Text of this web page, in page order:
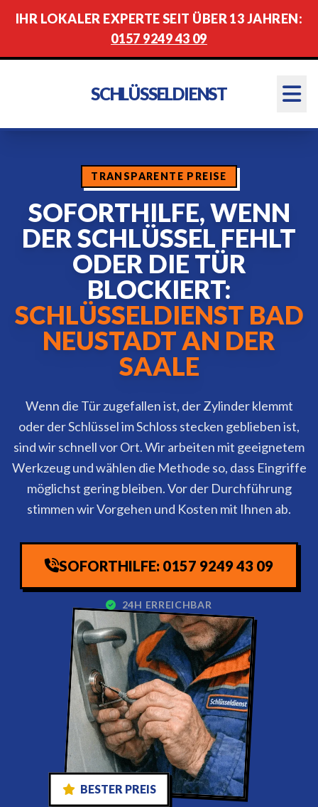
IHR LOKALER EXPERTE SEIT ÜBER 13 JAHREN:
0157 9249 43 09
SCHLÜSSELDIENST
TRANSPARENTE PREISE
SOFORTHILFE, WENN
DER SCHLÜSSEL FEHLT
ODER DIE TÜR
BLOCKIERT:
SCHLÜSSELDIENST BAD
NEUSTADT AN DER
SAALE
Wenn die Tür zugefallen ist, der Zylinder klemmt
oder der Schlüssel im Schloss stecken geblieben ist,
sind wir schnell vor Ort. Wir arbeiten mit geeignetem
Werkzeug und wählen die Methode so, dass Eingriffe
möglichst gering bleiben. Vor der Durchführung
stimmen wir Vorgehen und Kosten mit Ihnen ab.
SOFORTHILFE: 0157 9249 43 09
24H ERREICHBAR
BESTER PREIS